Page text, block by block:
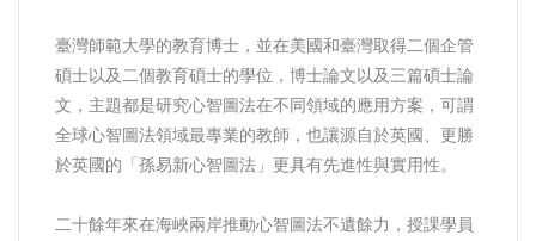
臺灣師範大學的教育博士，並在美國和臺灣取得二個企管
碩士以及二個教育碩士的學位，博士論文以及三篇碩士論
文，主題都是研究心智圖法在不同領域的應用方案，可謂
全球心智圖法領域最專業的教師，也讓源自於英國、更勝
於英國的「孫易新心智圖法」更具有先進性與實用性。
二十餘年來在海峽兩岸推動心智圖法不遺餘力，授課學員